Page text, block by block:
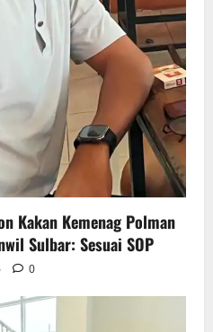
Kakan Kemenag Polman
Sulbar: Sesuai SOP
0